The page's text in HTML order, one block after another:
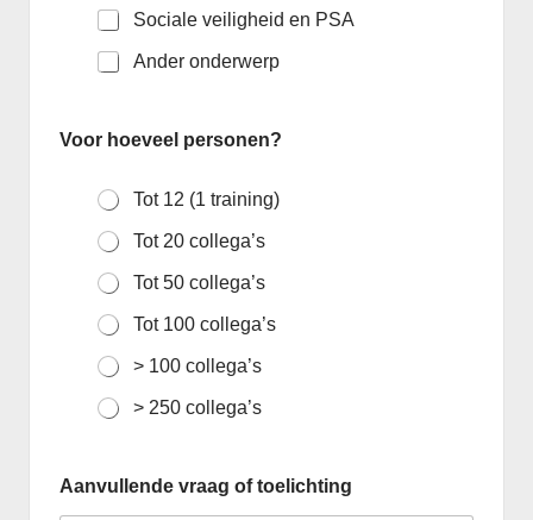
Sociale veiligheid en PSA
Ander onderwerp
Voor hoeveel personen?
Tot 12 (1 training)
Tot 20 collega’s
Tot 50 collega’s
Tot 100 collega’s
> 100 collega’s
> 250 collega’s
Aanvullende vraag of toelichting